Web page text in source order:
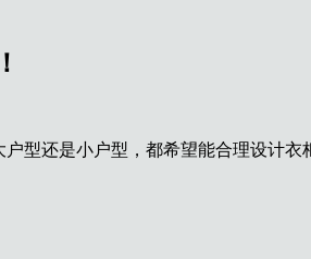
型还是小户型，都希望能合理设计衣